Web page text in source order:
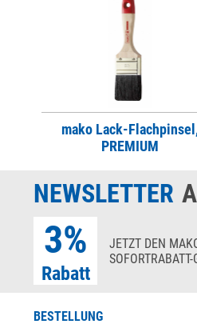
mako Lack-
PREMIUM
NEWSLETTER
3%
Rabatt
JETZT DEN
BESTELLUNG